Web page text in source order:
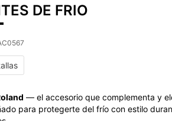
DE FRIO
— el accesorio que complementa y
para protegerte del frío con estilo